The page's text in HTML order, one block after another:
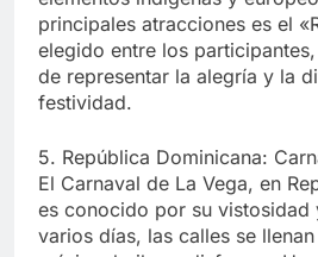
principales atracciones es el
elegido entre los
de representar la alegría y la
festividad.
5. República Dominicana:
El Carnaval de La Vega, en
es conocido por su vistosidad
varios días, las calles se